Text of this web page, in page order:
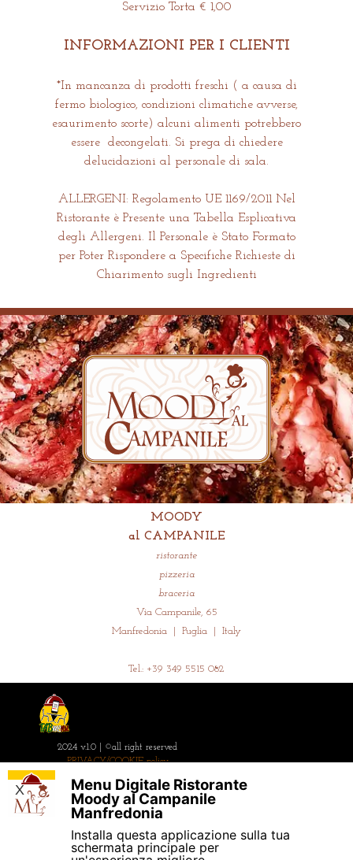
Servizio Torta € 1,00
INFORMAZIONI PER I CLIENTI
*In mancanza di prodotti freschi ( a causa di
fermo biologico, condizioni climatiche avverse,
esaurimento scorte) alcuni alimenti potrebbero
essere decongelati. Si prega di chiedere
delucidazioni al personale di sala.
ALLERGENI: Regolamento UE 1169/2011 Nel
Ristorante è Presente una Tabella Esplicativa
degli Allergeni. Il Personale è Stato Formato
per Poter Rispondere a Specifiche Richieste di
Chiarimento sugli Ingredienti
MOODY
al CAMPANILE
ristorante
pizzeria
braceria
Via Campanile, 65
Manfredonia | Puglia | Italy
Tel.: +39 349 5515 082
2024 v.1.0 |
©all right reserved
PRIVACY/COOKIE policy
Torna ai contenuti
Menu Digitale Ristorante
Moody al Campanile
Manfredonia
Installa questa applicazione sulla tua
schermata principale per
X